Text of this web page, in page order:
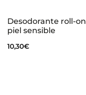
Desodorante roll-on
piel sensible
10,30€